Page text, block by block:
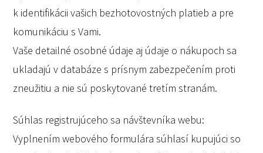
k identifikácii vašich bezhotovostných platieb a pre
komunikáciu s Vami.
Vaše detailné osobné údaje aj údaje o nákupoch sa
ukladajú v databáze s prísnym zabezpečením proti
zneužitiu a nie sú poskytované tretím stranám.
Súhlas registrujúceho sa návštevníka webu:
Vyplnením webového formulára súhlasí kupujúci so